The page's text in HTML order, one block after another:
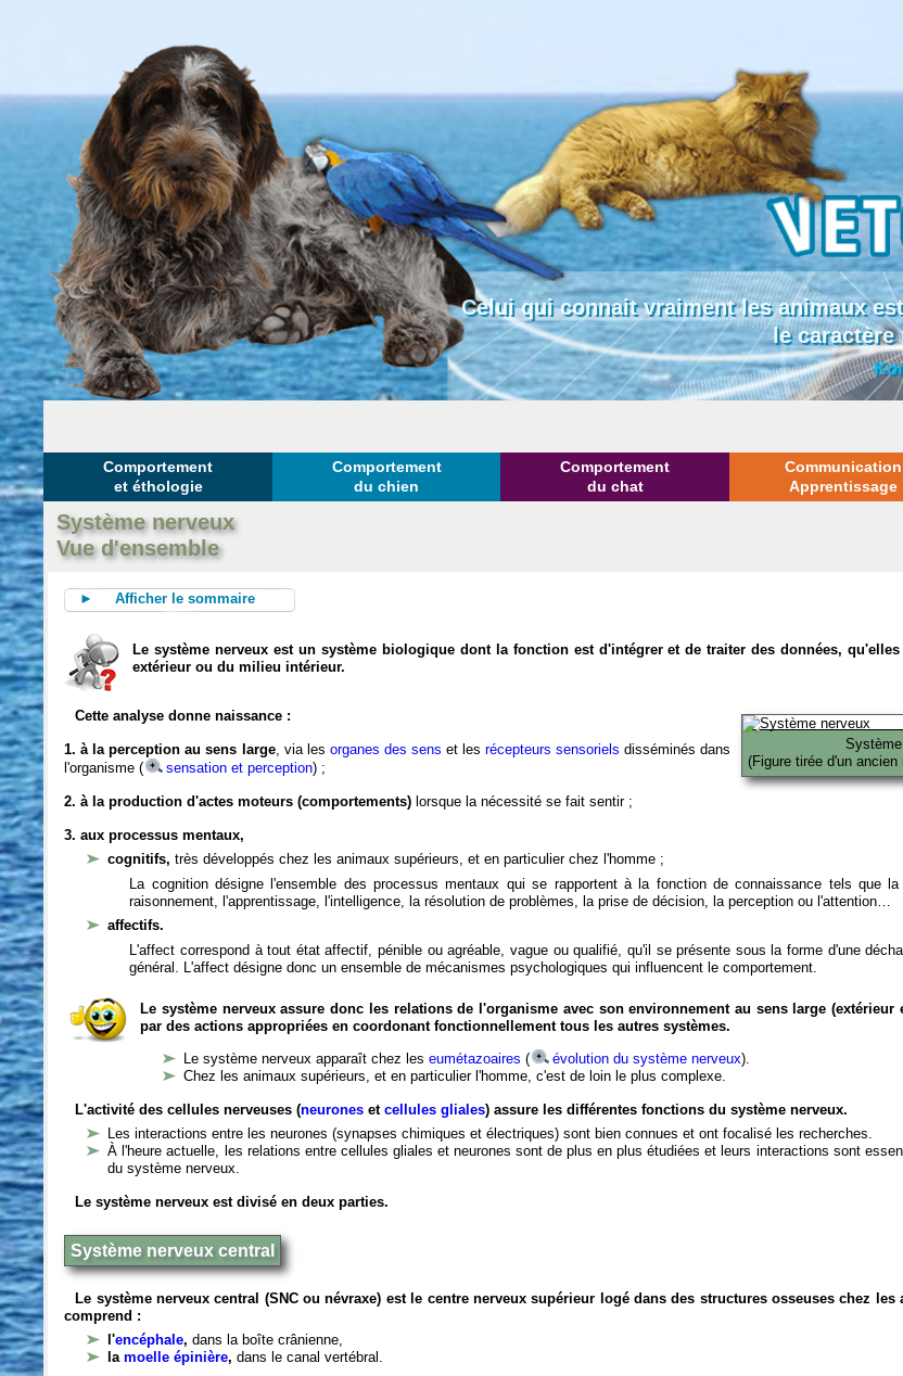
Celui qui connait vraiment les animaux
le caractère
Comportement
et éthologie
Comportement
du chien
Comportement
du chat
Communication
Apprentissage
Système nerveux
Vue d'ensemble
► Afficher le sommaire
Le système nerveux est un système biologique dont la fonction est d'intégrer et de traiter des données,
extérieur ou du milieu intérieur.
(Figure tirée d'un
Cette analyse donne naissance :
1. à la perception au sens large, via les organes des sens et les récepteurs sensoriels disséminés dans
l'organisme (
sensation et perception) ;
2. à la production d'actes moteurs (comportements) lorsque la nécessité se fait sentir ;
3. aux processus mentaux,
cognitifs,très développés chez les animaux supérieurs, et en particulier chez l'homme ;
La cognition désigne l'ensemble des processus mentaux qui se rapportent à la fonction de connaissance tels que
raisonnement, l'apprentissage, l'intelligence, la résolution de problèmes, la prise de décision, la perception ou l'attention…
affectifs.
L'affect correspond à tout état affectif, pénible ou agréable, vague ou qualifié, qu'il se présente sous la forme d'une
général. L'affect désigne donc un ensemble de mécanismes psychologiques qui influencent le comportement.
Le système nerveux assure donc les relations de l'organisme avec son environnement au sens large (extérieur
par des actions appropriées en coordonant fonctionnellement tous les autres systèmes.
Le système nerveux apparaît chez leseumétazoaires ( évolution du système nerveux).
Chez les animaux supérieurs, et en particulier l'homme, c'est de loin le plus complexe.
L'activité des cellules nerveuses (neurones etcellules gliales) assure les différentes fonctions du système nerveux.
Les interactions entre les neurones (synapses chimiques et électriques) sont bien connues et ont focalisé les recherches.
À l'heure actuelle, les relations entre cellules gliales et neurones sont de plus en plus étudiées et leurs interactions sont
du système nerveux.
Le système nerveux est divisé en deux parties.
Système nerveux central
Le système nerveux central (SNC ou névraxe) est le centre nerveux supérieur logé dans des structures osseuses chez
comprend :
l'encéphale,dans la boîte crânienne,
lamoelle épinière,dans le canal vertébral.